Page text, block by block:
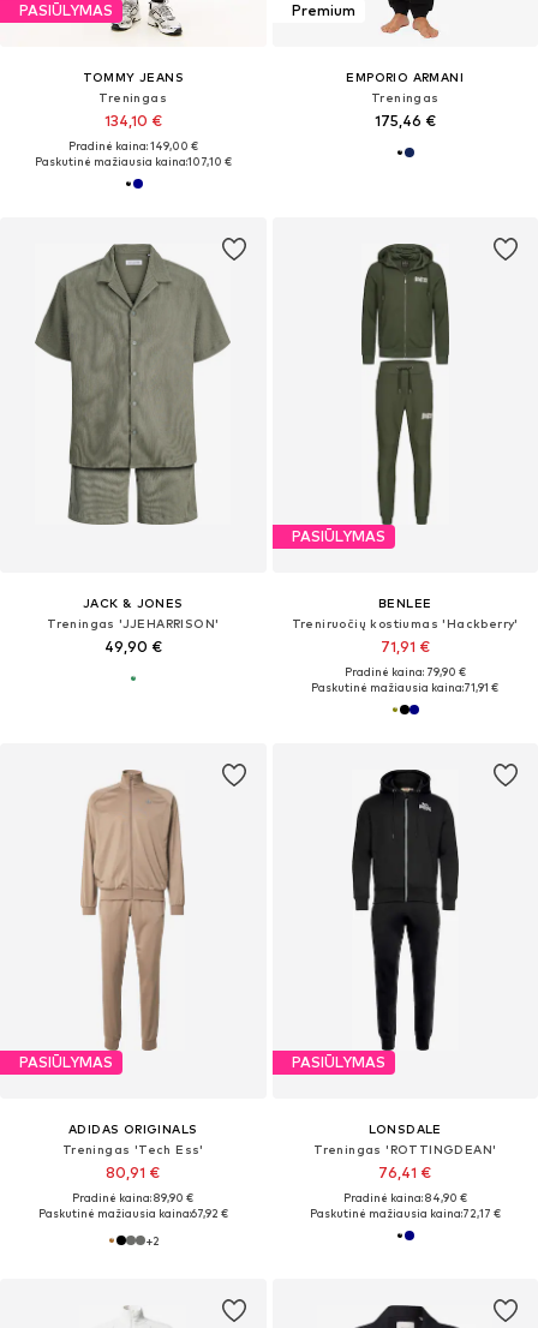
PASIŪLYMAS
TOMMY JEANS
Treningas
134,10 €
Pradinė kaina: 149,00 €
Paskutinė mažiausia kaina:107,10 €
Premium
EMPORIO ARMANI
Treningas
175,46 €
JACK & JONES
Treningas 'JJEHARRISON'
49,90 €
PASIŪLYMAS
BENLEE
Treniruočių kostiumas 'Hackberry'
71,91 €
Pradinė kaina: 79,90 €
Paskutinė mažiausia kaina:71,91 €
PASIŪLYMAS
ADIDAS ORIGINALS
Treningas 'Tech Ess'
80,91 €
Pradinė kaina: 89,90 €
Paskutinė mažiausia kaina:67,92 €
+2
PASIŪLYMAS
LONSDALE
Treningas 'ROTTINGDEAN'
76,41 €
Pradinė kaina: 84,90 €
Paskutinė mažiausia kaina:72,17 €